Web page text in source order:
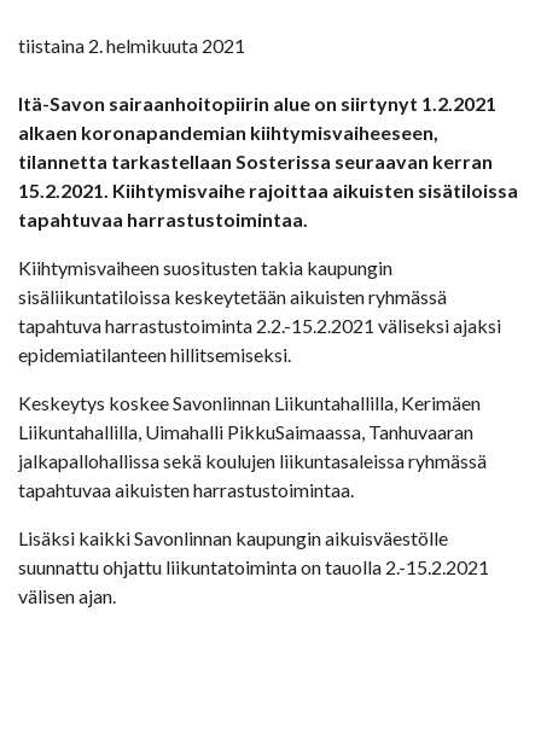
tiistaina 2. helmikuuta 2021
Itä-Savon sairaanhoitopiirin alue on siirtynyt 1.2.2021
alkaen koronapandemian kiihtymisvaiheeseen,
tilannetta tarkastellaan Sosterissa seuraavan kerran
15.2.2021. Kiihtymisvaihe rajoittaa aikuisten sisätiloissa
tapahtuvaa harrastustoimintaa.
Kiihtymisvaiheen suositusten takia kaupungin
sisäliikuntatiloissa keskeytetään aikuisten ryhmässä
tapahtuva harrastustoiminta 2.2.-15.2.2021 väliseksi ajaksi
epidemiatilanteen hillitsemiseksi.
Keskeytys koskee Savonlinnan Liikuntahallilla, Kerimäen
Liikuntahallilla, Uimahalli PikkuSaimaassa, Tanhuvaaran
jalkapallohallissa sekä koulujen liikuntasaleissa ryhmässä
tapahtuvaa aikuisten harrastustoimintaa.
Lisäksi kaikki Savonlinnan kaupungin aikuisväestölle
suunnattu ohjattu liikuntatoiminta on tauolla 2.-15.2.2021
välisen ajan.